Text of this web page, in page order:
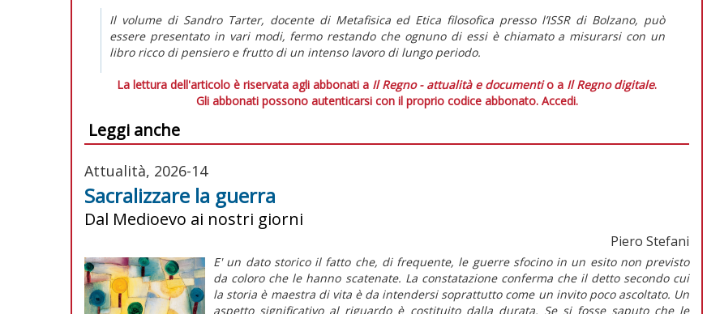
Il volume di Sandro Tarter, docente di Metafisica ed Etica filosofica presso l’ISSR di Bolzano, può
essere presentato in vari modi, fermo restando che ognuno di essi è chiamato a misurarsi con un
libro ricco di pensiero e frutto di un intenso lavoro di lungo periodo.
La lettura dell'articolo è riservata agli abbonati a Il Regno - attualità e documentio a Il Regno digitale.
Gli abbonati possono autenticarsi con il proprio codice abbonato. Accedi.
Leggi anche
Attualità, 2026-14
Sacralizzare la guerra
Dal Medioevo ai nostri giorni
Piero Stefani
E' un dato storico il fatto che, di frequente, le guerre sfocino in un esito non previsto
da coloro che le hanno scatenate. La constatazione conferma che il detto secondo cui
la storia è maestra di vita è da intendersi soprattutto come un invito poco ascoltato. Un
aspetto significativo al riguardo è costituito dalla durata. Se si fosse saputo che le